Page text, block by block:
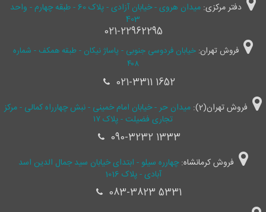
دفتر مرکزی:
میدان هروی - خیابان آزادی - پلاک 60 - طبقه چهارم - واحد
403
021-22962295
فروش تهران: خیابان فردوسی جنوبی - پاساژ نیکان - طبقه همکف - شماره
۴۰۸
021-3311 1652
فروش تهران(2):
میدان حر - خیابان امام خمینی - نبش چهارراه کمالی - مرکز
تجاری فضیلت - پلاک ۱۷
090-3232 1333
فروش کرمانشاه:چهارره سیلو - ابتدای خیابان سید جمال ‌الدین اسد
آبادی - پلاک 1016
083-3823 5331